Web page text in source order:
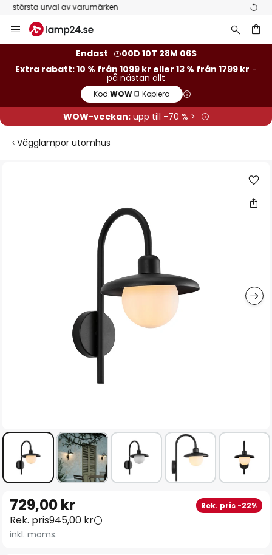
50 dagars öppet köp
Hoppa
till
Endast
00D 10T 28M 06S
Extra rabatt: 10 % från 1099 kr eller 13 % från 1799 kr -
på nästan allt
Kod:WOW Kopiera
WOW-veckan:upp till -70 % >
Vägglampor utomhus
till
början
av
729,00 kr Rek. pris -22%
Rek. pris945,00 kr
inkl. moms.